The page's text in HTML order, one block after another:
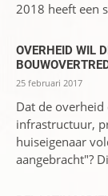
2018 heeft een
OVERHEID WIL
25 februari 2017
Dat de
infrastructuur,
huiseigenaar
aangebracht"?